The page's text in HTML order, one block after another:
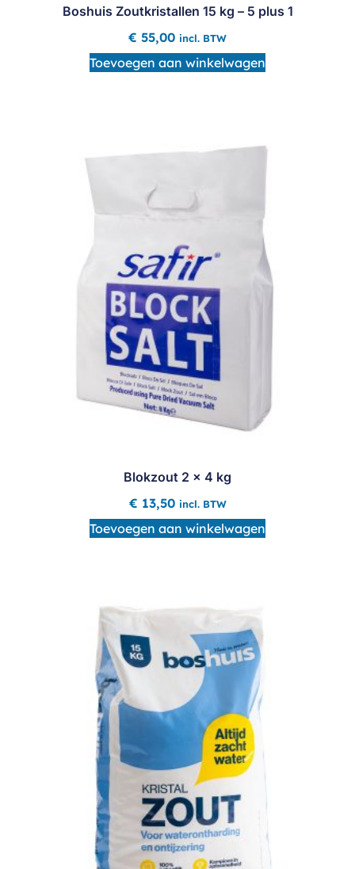
Boshuis Zoutkristallen 15 kg – 5 plus 1
€ 55,00 incl. BTW
Toevoegen aan winkelwagen
Blokzout 2 x 4 kg
€ 13,50 incl. BTW
Toevoegen aan winkelwagen